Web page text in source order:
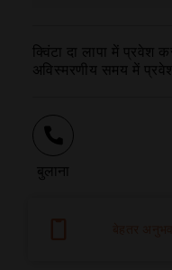
क्विंटा दा लापा में
अविस्मरणीय समय में
बुलाना